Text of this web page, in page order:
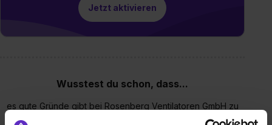
Jetzt aktivieren
Wusstest du schon, dass...
es gute Gründe gibt bei Rosenberg Ventilatoren GmbH zu
arbeiten? Wir bieten Dir eine individuell gestaltete